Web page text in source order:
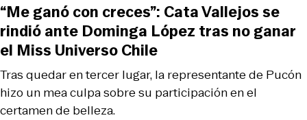
Tras quedar en tercer lugar, la representante de Pucón
hizo un mea culpa sobre su participación en el
certamen de belleza.
“Me ganó con creces”: Cata Vallejos se
rindió ante Dominga López tras no ganar
el Miss Universo Chile